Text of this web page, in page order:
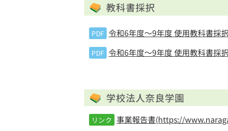
教科書採択
PDF 令和6年度～9年度 使用教科書採
PDF 令和6年度～9年度 使用教科書採
学校法人奈良学園
リンク 事業報告書(https://